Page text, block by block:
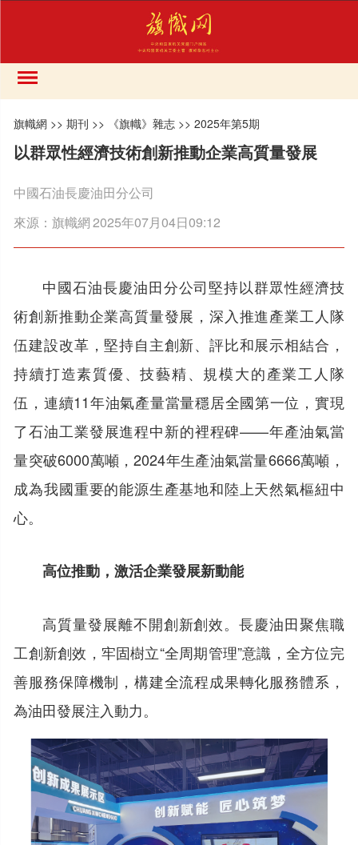
旗幟網 >>期刊 >> 《旗幟》雜志 >>2025年第5期
以群眾性經濟技術創新推動企業高質量發展
中國石油長慶油田分公司
來源：旗幟網2025年07月04日09:12
中國石油長慶油田分公司堅持以群眾性經濟技
術創新推動企業高質量發展，深入推進產業工人隊
伍建設改革，堅持自主創新、評比和展示相結合，
持續打造素質優、技藝精、規模大的產業工人隊
伍，連續11年油氣產量當量穩居全國第一位，實現
了石油工業發展進程中新的裡程碑——年產油氣當
量突破6000萬噸，2024年生產油氣當量6666萬噸，
成為我國重要的能源生產基地和陸上天然氣樞紐中
心。
高位推動，激活企業發展新動能
高質量發展離不開創新創效。長慶油田聚焦職
工創新創效，牢固樹立“全周期管理”意識，全方位完
善服務保障機制，構建全流程成果轉化服務體系，
為油田發展注入動力。